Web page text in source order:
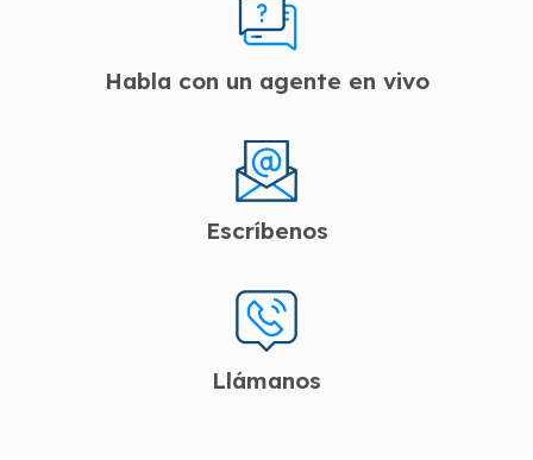
Habla con un agente en vivo
Escríbenos
Llámanos